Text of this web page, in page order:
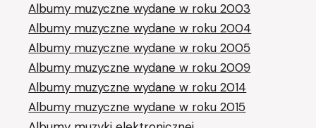
Albumy muzyczne wydane w roku 2003
Albumy muzyczne wydane w roku 2004
Albumy muzyczne wydane w roku 2005
Albumy muzyczne wydane w roku 2009
Albumy muzyczne wydane w roku 2014
Albumy muzyczne wydane w roku 2015